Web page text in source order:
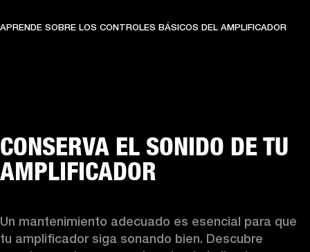
APRENDE SOBRE LOS CONTROLES BÁSICOS DEL AMPLIFICADOR
CONSERVA EL SONIDO DE TU
AMPLIFICADOR
Un mantenimiento adecuado es esencial para que
tu amplificador siga sonando bien. Descubre